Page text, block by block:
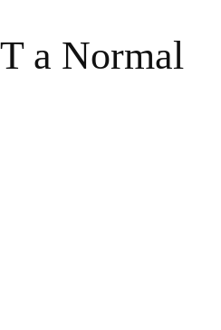
a Normal